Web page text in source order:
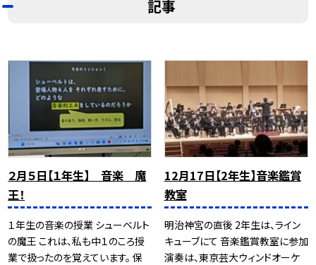
記事
２月５日【１年生】 音楽 魔
王！
１年生の音楽の授業 シューベルト
の魔王 これは、私も中１のころ授
業で扱ったのを覚えています。 保
12月17日【2年生】音楽鑑賞
教室
明治神宮の直後 2年生は、ライン
キューブにて 音楽鑑賞教室に参加
演奏は、東京芸大ウィンドオーケ